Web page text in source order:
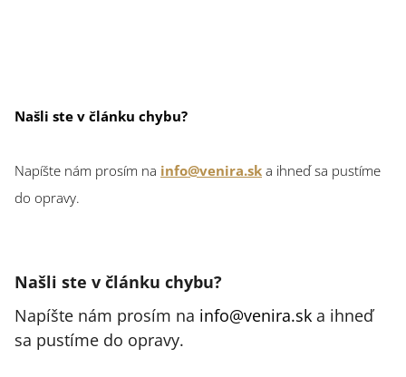
Našli ste v článku chybu?
Napíšte nám prosím na info@venira.sk a ihneď sa pustíme
do opravy.
Našli ste v článku chybu?
Napíšte nám prosím na info@venira.sk a ihneď
sa pustíme do opravy.